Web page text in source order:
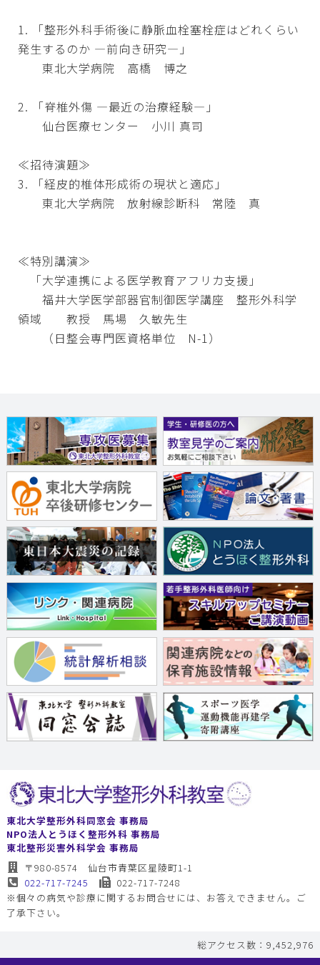
1. 「整形外科手術後に静脈血栓塞栓症はどれくらい
発生するのか ―前向き研究―」
東北大学病院 高橋 博之
2. 「脊椎外傷 ―最近の治療経験―」
仙台医療センター 小川 真司
≪招待演題≫
3. 「経皮的椎体形成術の現状と適応」
東北大学病院 放射線診断科 常陸 真
≪特別講演≫
「大学連携による医学教育アフリカ支援」
福井大学医学部器官制御医学講座 整形外科学
領域 教授 馬場 久敏先生
（日整会専門医資格単位 N-1）
東北大学整形外科同窓会 事務局
NPO法人とうほく整形外科 事務局
東北整形災害外科学会 事務局
〒980-8574 仙台市青葉区星陵町1-1
022-717-7245
022-717-7248
※個々の病気や診療に関するお問合せには、お答えできません。ご
了承下さい。
総アクセス数：9,452,976